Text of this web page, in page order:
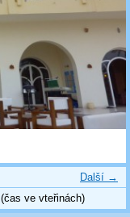
Další →
(čas ve vteřinách)